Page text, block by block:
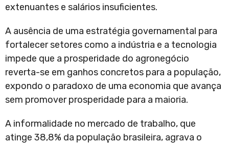
extenuantes e salários insuficientes.
A ausência de uma estratégia governamental para
fortalecer setores como a indústria e a tecnologia
impede que a prosperidade do agronegócio
reverta-se em ganhos concretos para a população,
expondo o paradoxo de uma economia que avança
sem promover prosperidade para a maioria.
A informalidade no mercado de trabalho, que
atinge 38,8% da população brasileira, agrava o